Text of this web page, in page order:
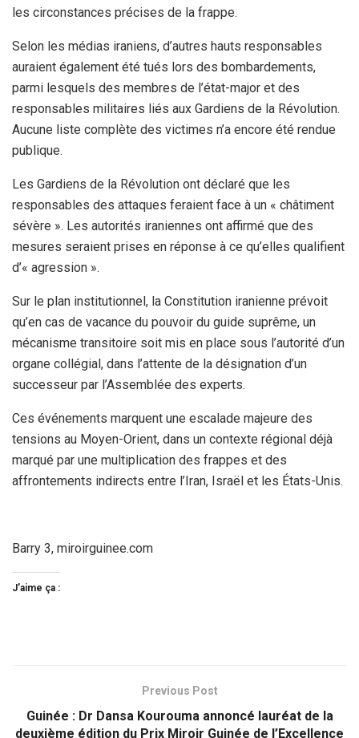
les circonstances précises de la frappe.
Selon les médias iraniens, d’autres hauts responsables
auraient également été tués lors des bombardements,
parmi lesquels des membres de l’état-major et des
responsables militaires liés aux Gardiens de la Révolution.
Aucune liste complète des victimes n’a encore été rendue
publique.
Les Gardiens de la Révolution ont déclaré que les
responsables des attaques feraient face à un « châtiment
sévère ». Les autorités iraniennes ont affirmé que des
mesures seraient prises en réponse à ce qu’elles qualifient
d’« agression ».
Sur le plan institutionnel, la Constitution iranienne prévoit
qu’en cas de vacance du pouvoir du guide suprême, un
mécanisme transitoire soit mis en place sous l’autorité d’un
organe collégial, dans l’attente de la désignation d’un
successeur par l’Assemblée des experts.
Ces événements marquent une escalade majeure des
tensions au Moyen-Orient, dans un contexte régional déjà
marqué par une multiplication des frappes et des
affrontements indirects entre l’Iran, Israël et les États-Unis.
Barry 3, miroirguinee.com
J’aime ça :
Previous Post
Guinée : Dr Dansa Kourouma annoncé lauréat de la
deuxième édition du Prix Miroir Guinée de l’Excellence